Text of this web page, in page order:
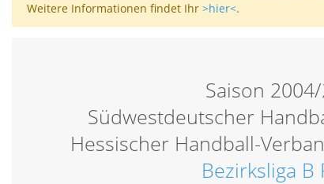
Weitere Informationen findet Ihr >hier<.
Saison
Südwestdeutscher
Hessischer Handball-
Bezirksliga B